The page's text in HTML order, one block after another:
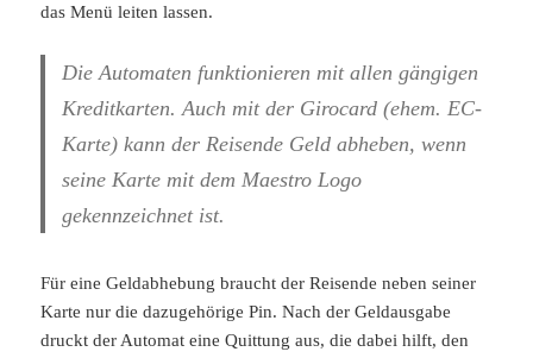
das Menü leiten lassen.
Die Automaten funktionieren mit allen gängigen
Kreditkarten. Auch mit der Girocard (ehem. EC-
Karte) kann der Reisende Geld abheben, wenn
seine Karte mit dem Maestro Logo
gekennzeichnet ist.
Für eine Geldabhebung braucht der Reisende neben seiner
Karte nur die dazugehörige Pin. Nach der Geldausgabe
druckt der Automat eine Quittung aus, die dabei hilft, den